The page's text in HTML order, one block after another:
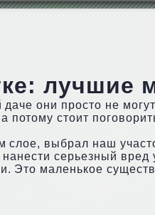
лучшие
они просто не могут
стоит
слое, выбрал наш
серьезный вред
Это маленькое